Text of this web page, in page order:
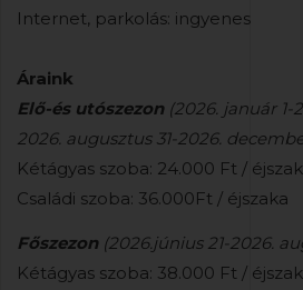
Internet, parkolás: ingyenes
Áraink
Elő-és utószezon (2026. január 1-
2026. augusztus 31-2026.
Kétágyas szoba: 24.000 Ft /
Családi szoba: 36.000Ft / éjszaka
Főszezon (2026.június 21-2026.
Kétágyas szoba: 38.000 Ft /